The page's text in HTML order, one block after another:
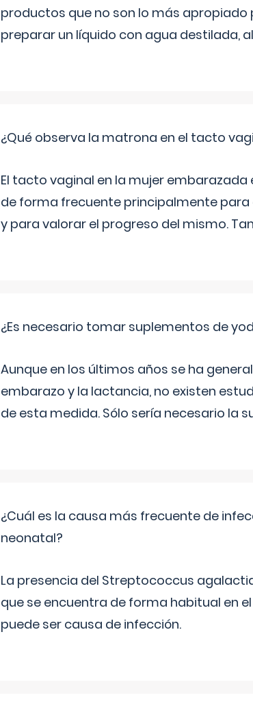
productos que no son lo más apropiado
preparar un líquido con agua destilada,
¿Qué observa la matrona en el tacto
El tacto vaginal en la mujer
de forma frecuente principalmente
y para valorar el progreso del mismo.
¿Es necesario tomar suplementos de
Aunque en los últimos años se ha
embarazo y la lactancia, no existen
de esta medida. Sólo sería necesario la
¿Cuál es la causa más frecuente de
neonatal?
La presencia del Streptococcus
que se encuentra de forma habitual en
puede ser causa de infección.